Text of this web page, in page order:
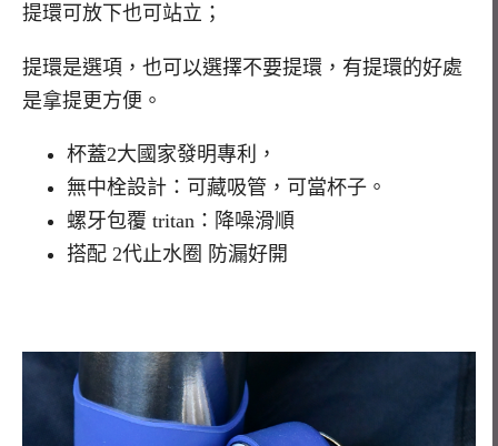
提環可放下也可站立；
提環是選項，也可以選擇不要提環，有提環的好處
是拿提更方便。
杯蓋2大國家發明專利，
無中栓設計：可藏吸管，可當杯子。
螺牙包覆 tritan：降噪滑順
搭配 2代止水圈 防漏好開